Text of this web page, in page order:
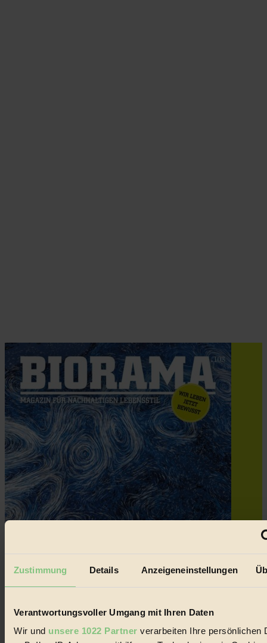
Zustimmung Details Anzeigeneinstellungen
Verantwortungsvoller Umgang mit Ihren Daten
Wir und unsere 1022 Partner verarbeiten Ihre persönlichen